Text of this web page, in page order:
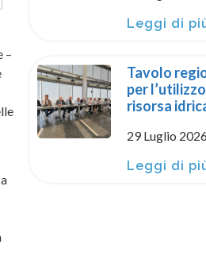
–
Leggi di
Tavolo
per
risorsa
29 Luglio
Leggi di